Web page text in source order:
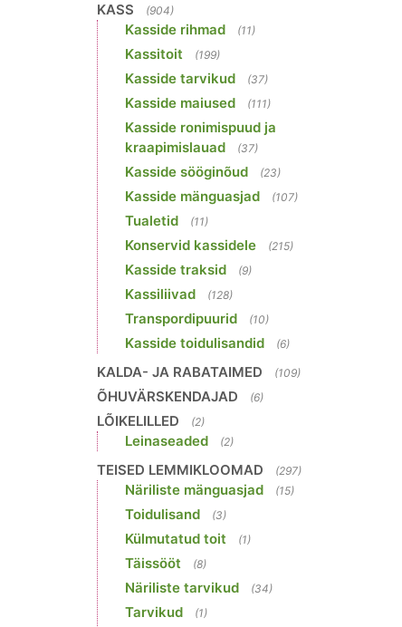
KASS (904)
Kasside rihmad (11)
Kassitoit (199)
Kasside tarvikud (37)
Kasside maiused (111)
Kasside ronimispuud ja
kraapimislauad
(37)
Kasside sööginõud (23)
Kasside mänguasjad (107)
Tualetid (11)
Konservid kassidele (215)
Kasside traksid (9)
Kassiliivad (128)
Transpordipuurid (10)
Kasside toidulisandid (6)
KALDA- JA RABATAIMED (109)
ÕHUVÄRSKENDAJAD (6)
LÕIKELILLED (2)
Leinaseaded (2)
TEISED LEMMIKLOOMAD (297)
Näriliste mänguasjad (15)
Toidulisand (3)
Külmutatud toit (1)
Täissööt (8)
Näriliste tarvikud (34)
Tarvikud (1)